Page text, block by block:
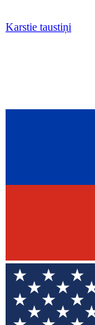
Karstie taustiņi